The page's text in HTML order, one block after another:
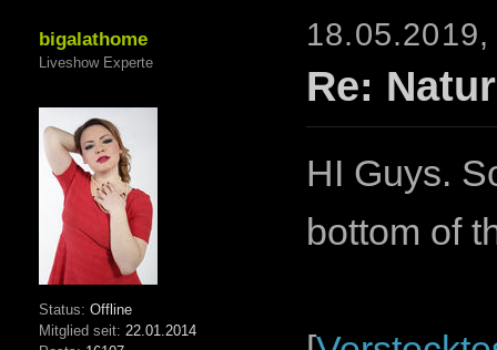
bigalathome
Liveshow Experte
Status: Offline
Mitglied seit: 22.01.2014
Re:
HI Guys.
bottom of